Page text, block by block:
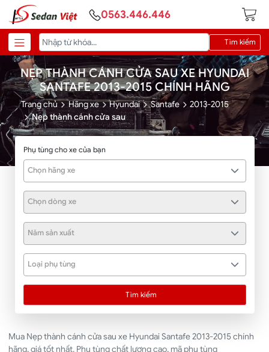
0563.446.446
Tìm kiếm
NẸP THÀNH CÁNH CỬA SAU XE HYUNDAI
SANTAFE 2013-2015 CHÍNH HÃNG
Trang chủ Hãng xe Hyundai Santafe
2013-2015
Nẹp thành cánh cửa sau
Phụ tùng cho xe của bạn
Chọn hãng xe
Chọn dòng xe
Năm sản xuất
Loại phụ tùng
Tìm kiếm
Mua Nẹp thành cánh cửa sau xe Hyundai Santafe 2013-2015 chính
hãng, giá tốt nhất. Phụ tùng chất lượng cao, mã phụ tùng